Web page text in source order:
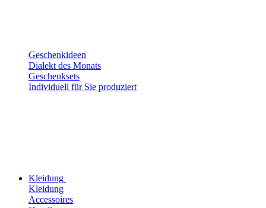
Geschenkideen
Dialekt des Monats
Geschenksets
Individuell für Sie produziert
Kleidung
Kleidung
Accessoires